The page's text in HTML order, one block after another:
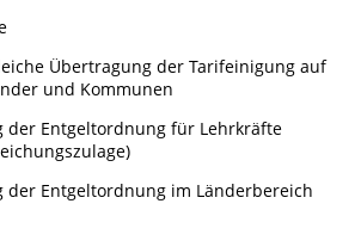
Übertragung der Tarifeinigung auf
und Kommunen
der Entgeltordnung für Lehrkräfte
der Entgeltordnung im Länderbereich